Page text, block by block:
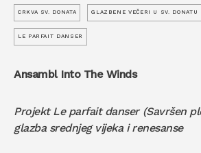
CRKVA SV. DONATA GLAZBENE VEČERI U SV. DONATU
LE PARFAIT DANSER
Ansambl Into The Winds
Projekt Le parfait danser (Savršen
glazba srednjeg vijeka i renesanse